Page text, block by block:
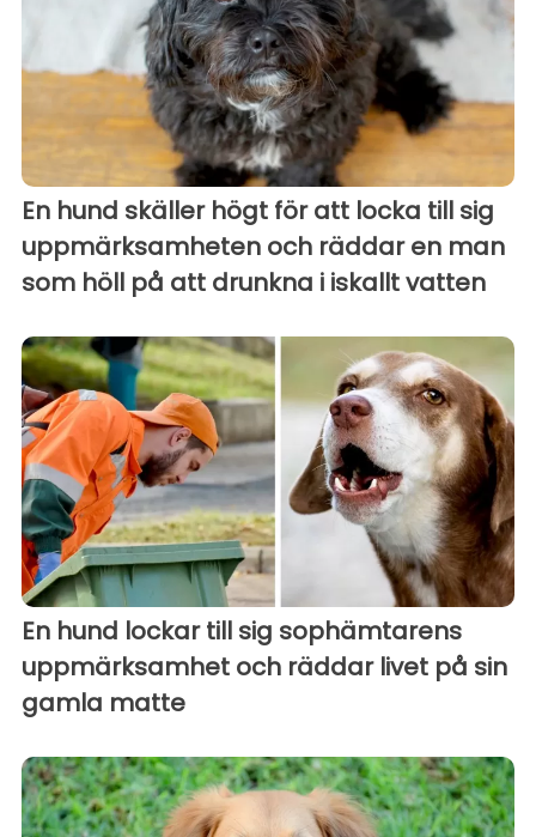
En hund skäller högt för att locka till sig
uppmärksamheten och räddar en man
som höll på att drunkna i iskallt vatten
En hund lockar till sig sophämtarens
uppmärksamhet och räddar livet på sin
gamla matte